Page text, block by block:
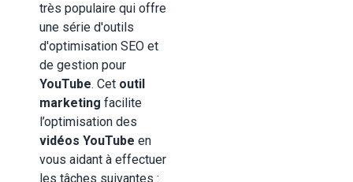
très populaire qui offre
une série d'outils
d'optimisation SEO et
de gestion pour
YouTube. Cet outil
marketing facilite
l’optimisation des
vidéos YouTube en
vous aidant à effectuer
les tâches suivantes :